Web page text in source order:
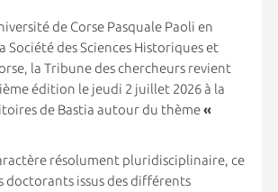
de Corse Pasquale Paoli en
Société des Sciences Historiques et
, la Tribune des chercheurs revient
édition le jeudi 2 juillet 2026 à la
de Bastia autour du thème«
résolument pluridisciplinaire, ce
doctorants issus des différents